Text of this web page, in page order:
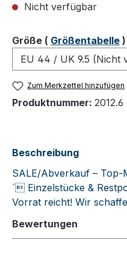
Nicht verfügbar
Größeauswählen
( Größentabelle )
Zum Merkzettel hinzufügen
Produktnummer: 2012.6
Beschreibung
SALE/Abverkauf – Top-
´ Einzelstücke &
Vorrat reicht! Wir
Bewertungen